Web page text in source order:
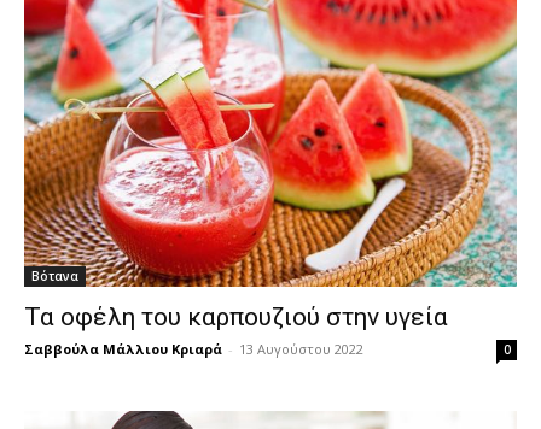
Βότανα
Τα οφέλη του καρπουζιού στην υγεία
Σαββούλα Μάλλιου Κριαρά - 13 Αυγούστου 2022 0